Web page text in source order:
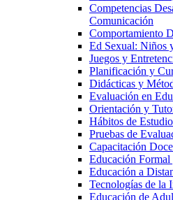
Competencias
Comunicación
Comportamiento
Ed Sexual: Niños
Juegos y
Planificación y
Didácticas y
Evaluación en
Orientación y
Hábitos de
Pruebas de
Capacitación
Educación Formal
Educación a
Tecnologías de la
Educación de